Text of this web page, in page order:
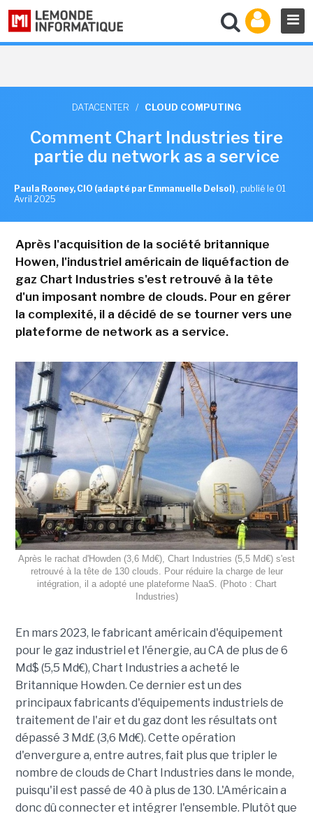
DATACENTER / CLOUD COMPUTING
Comment Chart Industries tire
partie du network as a service
Paula Rooney, CIO (adapté par Emmanuelle Delsol) , publié le 01
Avril 2025
Après l'acquisition de la société britannique
Howen, l'industriel américain de liquéfaction de
gaz Chart Industries s'est retrouvé à la tête
d'un imposant nombre de clouds. Pour en gérer
la complexité, il a décidé de se tourner vers une
plateforme de network as a service.
Après le rachat d'Howden (3,6 Md€), Chart Industries (5,5 Md€) s'est
retrouvé à la tête de 130 clouds. Pour réduire la charge de leur
intégration, il a adopté une plateforme NaaS. (Photo : Chart
Industries)
En mars 2023, le fabricant américain d'équipement
pour le gaz industriel et l'énergie, au CA de plus de 6
Md$ (5,5 Md€), Chart Industries a acheté le
Britannique Howden. Ce dernier est un des
principaux fabricants d'équipements industriels de
traitement de l'air et du gaz dont les résultats ont
dépassé 3 Md£ (3,6 Md€). Cette opération
d'envergure a, entre autres, fait plus que tripler le
nombre de clouds de Chart Industries dans le monde,
puisqu'il est passé de 40 à plus de 130. L'Américain a
donc dû connecter et intégrer l'ensemble. Plutôt que